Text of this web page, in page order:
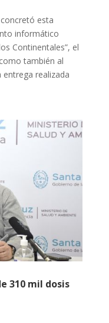
esta
informático
Continentales”, el
también al
entrega realizada
310 mil dosis